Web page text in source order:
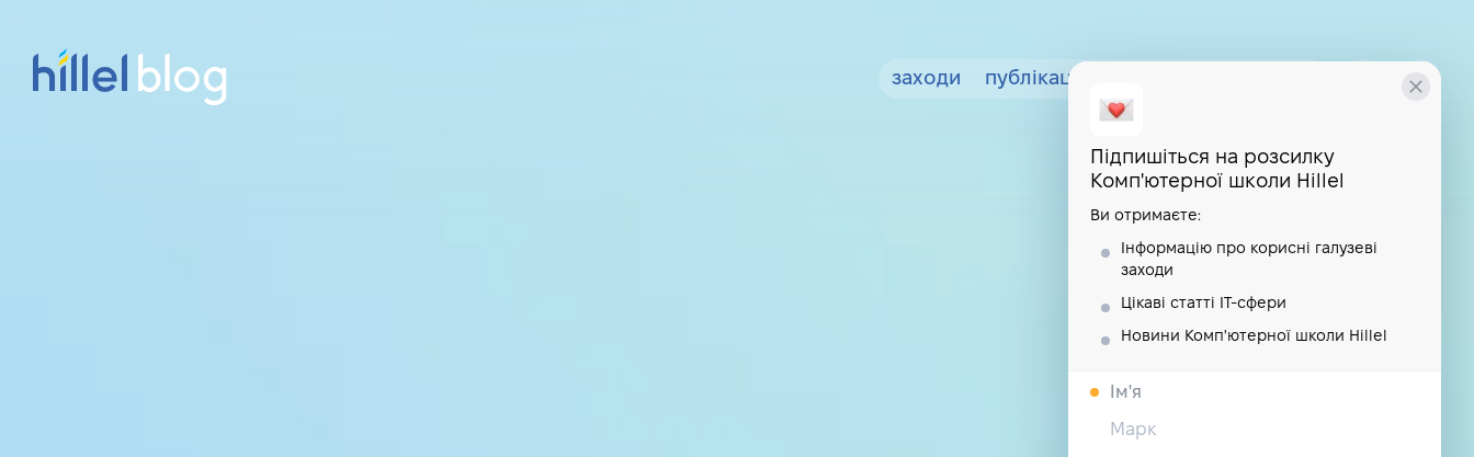
заходи публікації
Підпишіться на розсилку
Комп'ютерної школи Hillel
Ви отримаєте:
Інформацію про корисні галузеві
заходи
Цікаві статті IT-сфери
Новини Комп'ютерної школи Hillel
Iм'я